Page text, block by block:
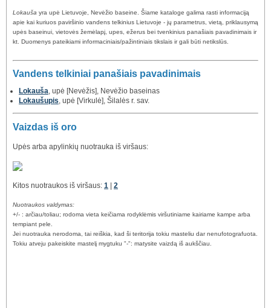
Lokauša yra upė Lietuvoje, Nevėžio baseine. Šiame kataloge galima rasti informaciją
apie kai kuriuos paviršinio vandens telkinius Lietuvoje - jų parametrus, vietą, priklausymą
upės baseinui, vietovės žemėlapį, upes, ežerus bei tvenkinius panašiais pavadinimais ir
kt. Duomenys pateikiami informaciniais/pažintiniais tikslais ir gali būti netikslūs.
Vandens telkiniai panašiais pavadinimais
Lokauša, upė [Nevėžis], Nevėžio baseinas
Lokaušupis, upė [Virkulė], Šilalės r. sav.
Vaizdas iš oro
Upės arba apylinkių nuotrauka iš viršaus:
Kitos nuotraukos iš viršaus: 1 | 2
Nuotraukos valdymas:
+/- : arčiau/toliau; rodoma vieta keičiama rodyklėmis viršutiniame kairiame kampe arba
tempiant pele.
Jei nuotrauka nerodoma, tai reiškia, kad ši teritorija tokiu masteliu dar nenufotografuota.
Tokiu atveju pakeiskite mastelį mygtuku "-": matysite vaizdą iš aukščiau.